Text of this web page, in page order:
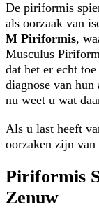
De piriformis
als oorzaak van
M Piriformis,
Musculus
dat het er echt
diagnose van
nu weet u wat
Als u last heeft
oorzaken zijn
Piriformis
Zenuw